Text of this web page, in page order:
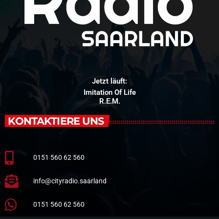
Jetzt läuft:
Imitation Of Life
R.E.M.
KONTAKTIERE UNS
0151 560 62 560
info@cityradio.saarland
0151 560 62 560